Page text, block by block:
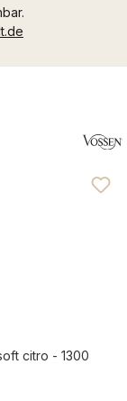
5 Sternen
citro - 1300